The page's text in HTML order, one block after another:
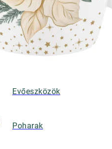
Pohár / tányéralátétek
Szalvétatartók, só- és
borsszórók
Evőeszközök
Poharak